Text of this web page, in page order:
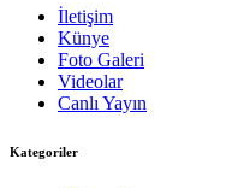
İletişim
Künye
Foto Galeri
Videolar
Canlı Yayın
Kategoriler